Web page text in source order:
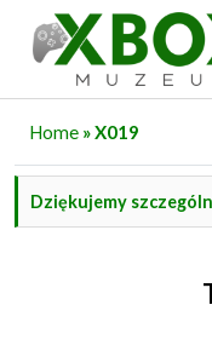
Home » X019
Dziękujemy